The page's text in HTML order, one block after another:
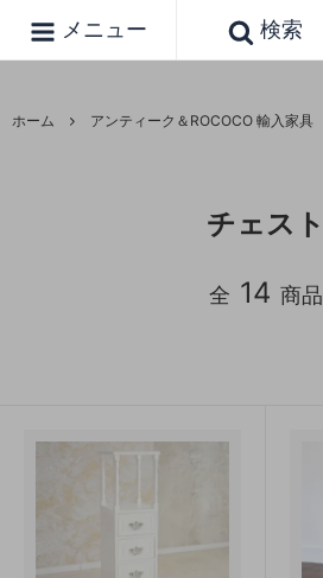
メニュー 検索
ホーム アンティーク＆ROCOCO 輸入家具
チェスト
全 14 商品